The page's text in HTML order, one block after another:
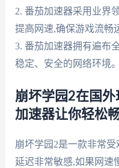
2. 番茄加速器采用业界
提高网速,确保游戏流畅
3. 番茄加速器拥有遍布
稳定、安全的网络环境。
崩坏学园2在国
加速器让你轻松
崩坏学园2是一款非常
延迟非常敏感,如果网速